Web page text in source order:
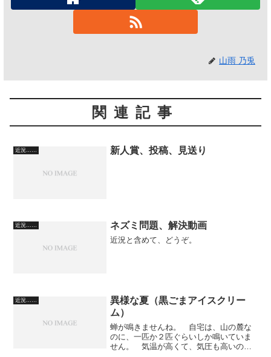
山雨 乃兎
関連記事
近況…… 新人賞、投稿、見送り
近況…… ネズミ問題、解決動画
近況と含めて、どうぞ。
近況……
異様な夏（黒ごまアイスクリー
ム）
蝉が鳴きませんね。 自宅は、山の麓な
のに、一匹か２匹ぐらいしか鳴いていま
せん。 気温が高くて、気圧も高いの